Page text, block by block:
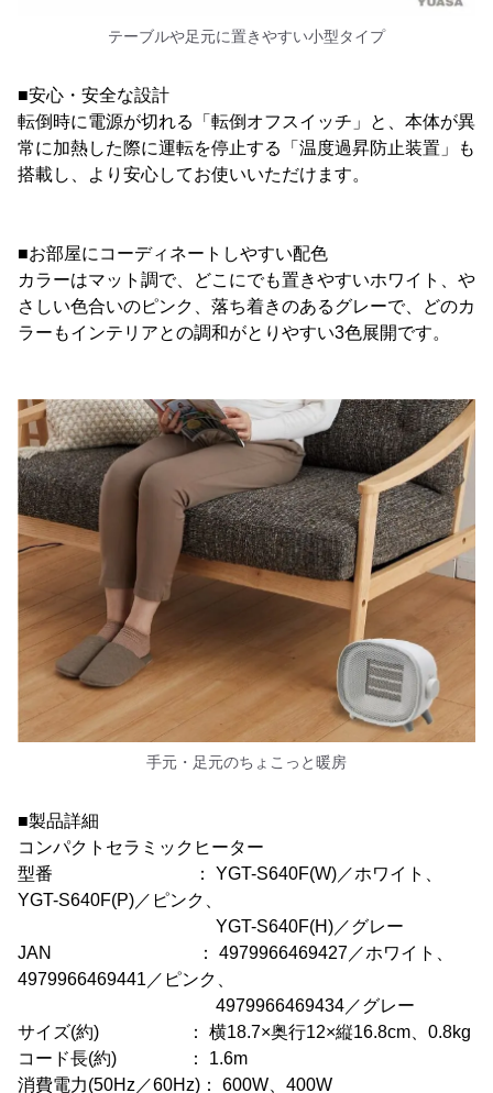
テーブルや足元に置きやすい小型タイプ
■安心・安全な設計
転倒時に電源が切れる「転倒オフスイッチ」と、本体が異
常に加熱した際に運転を停止する「温度過昇防止装置」も
搭載し、より安心してお使いいただけます。
■お部屋にコーディネートしやすい配色
カラーはマット調で、どこにでも置きやすいホワイト、や
さしい色合いのピンク、落ち着きのあるグレーで、どのカ
ラーもインテリアとの調和がとりやすい3色展開です。
手元・足元のちょこっと暖房
■製品詳細
コンパクトセラミックヒーター
型番 ： YGT-S640F(W)／ホワイト、
YGT-S640F(P)／ピンク、
YGT-S640F(H)／グレー
JAN ： 4979966469427／ホワイト、
4979966469441／ピンク、
4979966469434／グレー
サイズ(約) ： 横18.7×奥行12×縦16.8cm、0.8kg
コード長(約) ： 1.6m
消費電力(50Hz／60Hz)： 600W、400W